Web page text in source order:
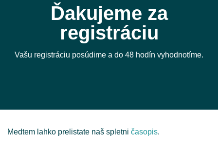
Ďakujeme za
registráciu
Vašu registráciu posúdime a do 48 hodín vyhodnotíme.
Medtem lahko prelistate naš spletni časopis.